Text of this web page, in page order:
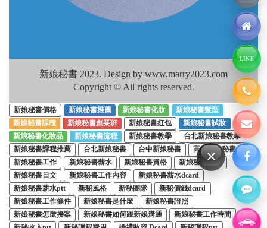
新娘秘書 2023. Design by www.marry2023.com
Copyright © All rights reserved.
新娘秘書價格 新娘秘書推薦 新娘秘書化妝
新娘秘書髮型
新娘秘書課程
新娘秘書創業班 新娘秘書紅包
新娘秘書試妝
新娘秘書化妝品
新娘秘書流程 新娘秘書教學
台北新娘秘書教學
新娘秘書課程推薦
台北新娘秘書 台中新娘秘書
高雄新娘秘書
新娘秘書工作
新娘秘書薪水 新娘秘書資格
新娘秘書英文
新娘秘書日文
新娘秘書工作內容
新娘秘書薪水dcard
新娘秘書薪水ptt
新秘風格 新秘團隊
新秘價錢dcard
新娘秘書工作條件
新娘秘書是什麼
新娘秘書證照
新娘秘書怎麼接案
新娘秘書如何跟新娘溝通
新娘秘書工作時間
LINE
×